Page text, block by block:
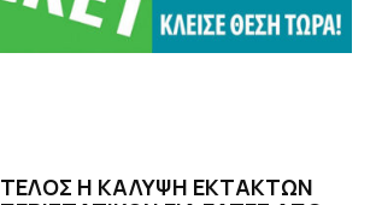
ΤΕΛΟΣ Η ΚΑΛΥΨΗ ΕΚΤΑΚΤΩΝ